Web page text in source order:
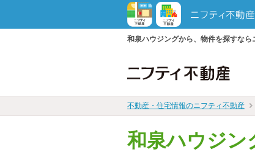
和泉ハウジングから、物件を探すなら
不動産・住宅情報のニフティ不動産
和泉ハウジン